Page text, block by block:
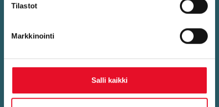
Tilastot
Markkinointi
Salli kaikki
Senior Insight Manager